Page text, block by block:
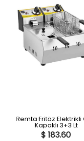
Remta Fritöz Elektrikli
Kapaklı 3+3 Lt
$ 183.60